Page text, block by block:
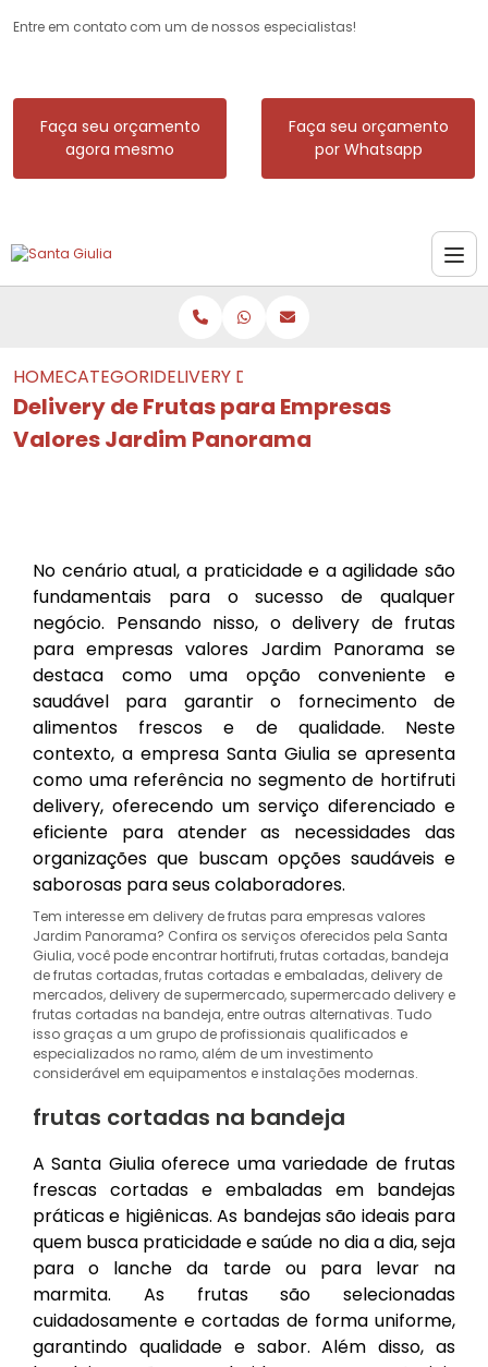
Entre em contato com um de nossos especialistas!
Faça seu orçamento
agora mesmo
Faça seu orçamento
por Whatsapp
HOMECATEGORIASDELIVERY DE FRUTAS PARA
Delivery de Frutas para Empresas
Valores Jardim Panorama
No cenário atual, a praticidade e a agilidade são
fundamentais para o sucesso de qualquer
negócio. Pensando nisso, o delivery de frutas
para empresas valores Jardim Panorama se
destaca como uma opção conveniente e
saudável para garantir o fornecimento de
alimentos frescos e de qualidade. Neste
contexto, a empresa Santa Giulia se apresenta
como uma referência no segmento de hortifruti
delivery, oferecendo um serviço diferenciado e
eficiente para atender as necessidades das
organizações que buscam opções saudáveis e
saborosas para seus colaboradores.
Tem interesse em delivery de frutas para empresas valores
Jardim Panorama? Confira os serviços oferecidos pela Santa
Giulia, você pode encontrar hortifruti, frutas cortadas, bandeja
de frutas cortadas, frutas cortadas e embaladas, delivery de
mercados, delivery de supermercado, supermercado delivery e
frutas cortadas na bandeja, entre outras alternativas. Tudo
isso graças a um grupo de profissionais qualificados e
especializados no ramo, além de um investimento
considerável em equipamentos e instalações modernas.
frutas cortadas na bandeja
A Santa Giulia oferece uma variedade de frutas
frescas cortadas e embaladas em bandejas
práticas e higiênicas. As bandejas são ideais para
quem busca praticidade e saúde no dia a dia, seja
para o lanche da tarde ou para levar na
marmita. As frutas são selecionadas
cuidadosamente e cortadas de forma uniforme,
garantindo qualidade e sabor. Além disso, as